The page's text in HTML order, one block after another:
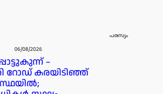
പരസ്യം
06/08/2026
–
റോഡ് കരയിടിഞ്ഞ്